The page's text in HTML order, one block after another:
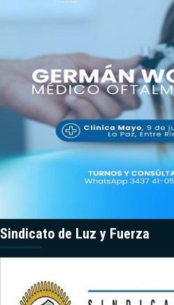
Sindicato de Luz y Fuerza